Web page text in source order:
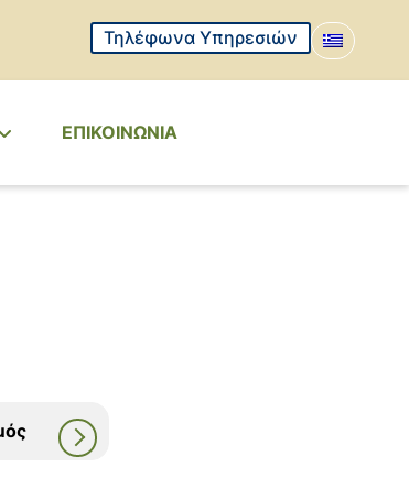
Τηλέφωνα Υπηρεσιών
ΕΠΙΚΟΙΝΩΝΙΑ